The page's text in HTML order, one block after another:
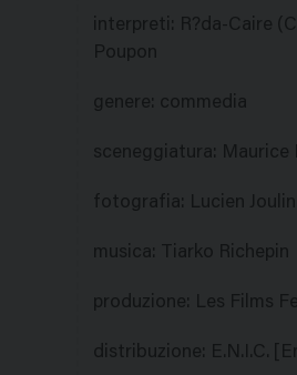
interpreti: R?da-Caire
Poupon
genere: commedia
sceneggiatura: Maurice
fotografia: Lucien Joulin
musica: Tiarko Richepin
produzione: Les Films
distribuzione: E.N.I.C.